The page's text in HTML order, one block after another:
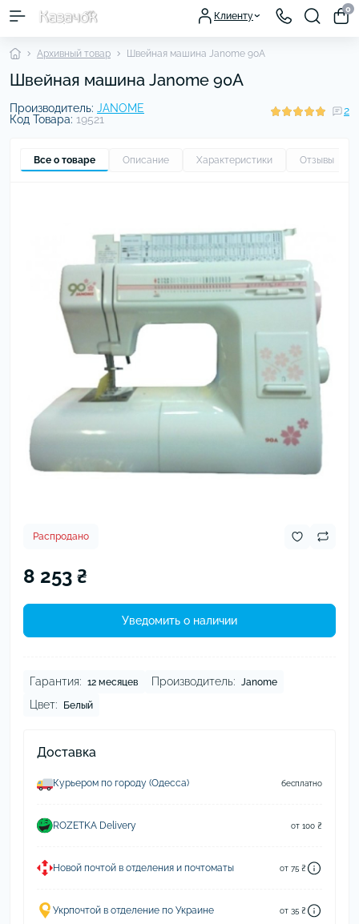
Клиенту
0
Архивный товар Швейная машина Janome 90A
Швейная машина Janome 90A
Производитель: JANOME
Код Товара: 19521
2
Все о товаре Описание Характеристики Отзывы
Распродано
8 253 ₴
Уведомить о наличии
Гарантия: 12 месяцев Производитель: Janome
Цвет: Белый
Доставка
Курьером по городу (Одесса) бесплатно
ROZETKA Delivery от 100 ₴
Новой почтой в отделения и почтоматы от 75 ₴
Укрпочтой в отделение по Украине от 35 ₴